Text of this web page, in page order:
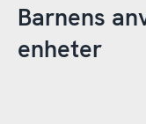
Barnens
enheter